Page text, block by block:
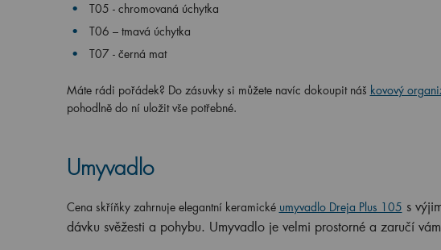
T05 - chromovaná úchytka
T06 – tmavá úchytka
T07 - černá mat
Máte rádi pořádek? Do zásuvky si můžete navíc dokoupit náš kovový
pohodlně do ní uložit vše potřebné.
Umyvadlo
Cena skříňky zahrnuje elegantní keramické umyvadlo Dreja Plus 105 s
dávku svěžesti a pohybu. Umyvadlo je velmi prostorné a zaručí